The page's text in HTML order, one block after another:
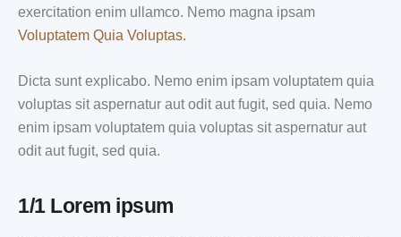
exercitation enim ullamco. Nemo magna ipsam
Voluptatem Quia Voluptas.
Dicta sunt explicabo. Nemo enim ipsam voluptatem quia
voluptas sit aspernatur aut odit aut fugit, sed quia. Nemo
enim ipsam voluptatem quia voluptas sit aspernatur aut
odit aut fugit, sed quia.
1/1 Lorem ipsum